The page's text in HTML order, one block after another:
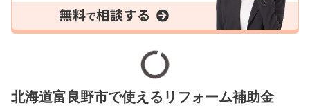
北海道富良野市で使えるリフォーム補助金